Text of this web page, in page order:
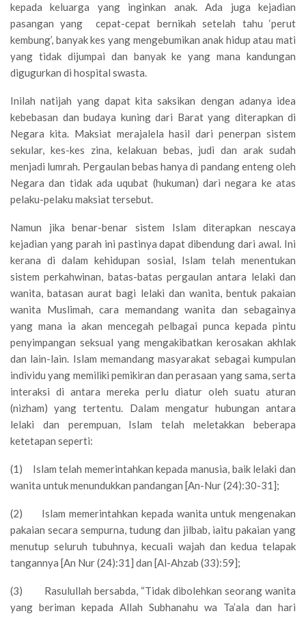
kepada keluarga yang inginkan anak. Ada juga kejadian
pasangan yang cepat-cepat bernikah setelah tahu ‘perut
kembung’, banyak kes yang mengebumikan anak hidup atau mati
yang tidak dijumpai dan banyak ke yang mana kandungan
digugurkan di hospital swasta.
Inilah natijah yang dapat kita saksikan dengan adanya idea
kebebasan dan budaya kuning dari Barat yang diterapkan di
Negara kita. Maksiat merajalela hasil dari penerpan sistem
sekular, kes-kes zina, kelakuan bebas, judi dan arak sudah
menjadi lumrah. Pergaulan bebas hanya di pandang enteng oleh
Negara dan tidak ada uqubat (hukuman) dari negara ke atas
pelaku-pelaku maksiat tersebut.
Namun jika benar-benar sistem Islam diterapkan nescaya
kejadian yang parah ini pastinya dapat dibendung dari awal. Ini
kerana di dalam kehidupan sosial, Islam telah menentukan
sistem perkahwinan, batas-batas pergaulan antara lelaki dan
wanita, batasan aurat bagi lelaki dan wanita, bentuk pakaian
wanita Muslimah, cara memandang wanita dan sebagainya
yang mana ia akan mencegah pelbagai punca kepada pintu
penyimpangan seksual yang mengakibatkan kerosakan akhlak
dan lain-lain. Islam memandang masyarakat sebagai kumpulan
individu yang memiliki pemikiran dan perasaan yang sama, serta
interaksi di antara mereka perlu diatur oleh suatu aturan
(nizham) yang tertentu. Dalam mengatur hubungan antara
lelaki dan perempuan, Islam telah meletakkan beberapa
ketetapan seperti:
(1) Islam telah memerintahkan kepada manusia, baik lelaki dan
wanita untuk menundukkan pandangan [An-Nur (24):30-31];
(2) Islam memerintahkan kepada wanita untuk mengenakan
pakaian secara sempurna, tudung dan jilbab, iaitu pakaian yang
menutup seluruh tubuhnya, kecuali wajah dan kedua telapak
tangannya [An Nur (24):31] dan [Al-Ahzab (33):59];
(3) Rasulullah bersabda, “Tidak dibolehkan seorang wanita
yang beriman kepada Allah Subhanahu wa Ta’ala dan hari